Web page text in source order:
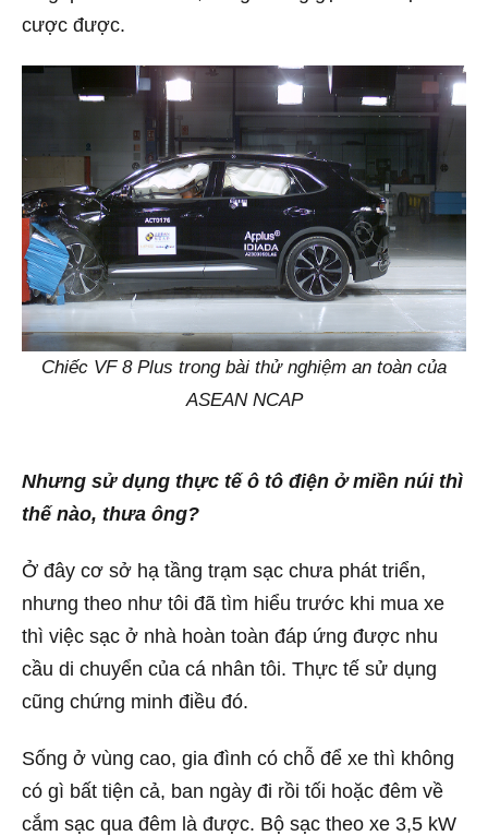
cược được.
Chiếc VF 8 Plus trong bài thử nghiệm an toàn của
ASEAN NCAP
Nhưng sử dụng thực tế ô tô điện ở miền núi thì
thế nào, thưa ông?
Ở đây cơ sở hạ tầng trạm sạc chưa phát triển,
nhưng theo như tôi đã tìm hiểu trước khi mua xe
thì việc sạc ở nhà hoàn toàn đáp ứng được nhu
cầu di chuyển của cá nhân tôi. Thực tế sử dụng
cũng chứng minh điều đó.
Sống ở vùng cao, gia đình có chỗ để xe thì không
có gì bất tiện cả, ban ngày đi rồi tối hoặc đêm về
cắm sạc qua đêm là được. Bộ sạc theo xe 3,5 kW